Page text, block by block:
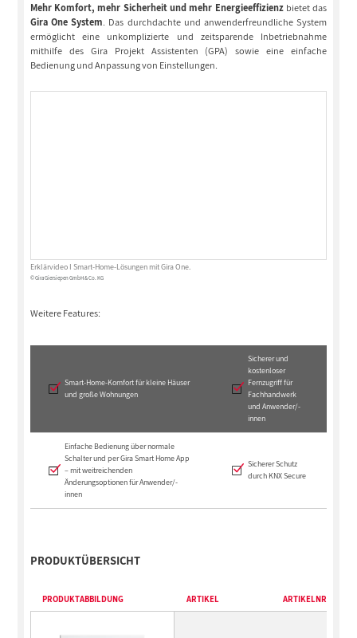
Mehr Komfort, mehr Sicherheit und mehr Energieeffizienzbietet das
Gira One System. Das durchdachte und anwenderfreundliche System
ermöglicht eine unkomplizierte und zeitsparende Inbetriebnahme
mithilfe des Gira Projekt Assistenten (GPA) sowie eine einfache
Bedienung und Anpassung von Einstellungen.
Erklärvideo I Smart-Home-Lösungen mit Gira One.
© Gira Giersiepen GmbH & Co. KG
Weitere Features:
Smart-Home-Komfort für kleine Häuser
und große Wohnungen
Sicherer und
kostenloser
Fernzugriff für
Fachhandwerk
und Anwender/-
innen
Einfache Bedienung über normale
Schalter und per Gira Smart Home App
– mit weitreichenden
Änderungsoptionen für Anwender/-
innen
Sicherer Schutz
durch KNX Secure
PRODUKTÜBERSICHT
PRODUKTABBILDUNG ARTIKEL ARTIKELNR.